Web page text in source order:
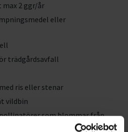
max 2 ggr/år
eller
trädgårdsavfall
ris eller stenar
vildbin
som blommar från